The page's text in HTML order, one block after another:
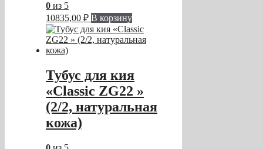
0 из 5
10835,00 ₽ В корзину
Тубус для кия
«Classic ZG22 »
(2/2, натуральная
кожа)